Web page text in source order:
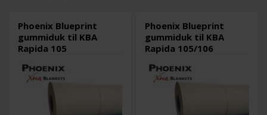
Phoenix Blueprint
gummiduk til KBA
Rapida 105
Phoenix Blueprint
gummiduk til KBA
Rapida 105/106